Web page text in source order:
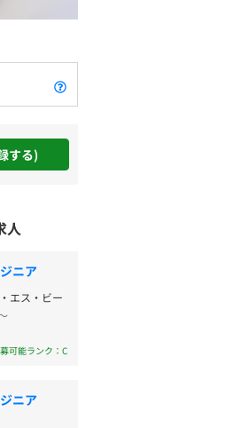
する)
人
ニア
エス・ビー
可能ランク：C
ニア